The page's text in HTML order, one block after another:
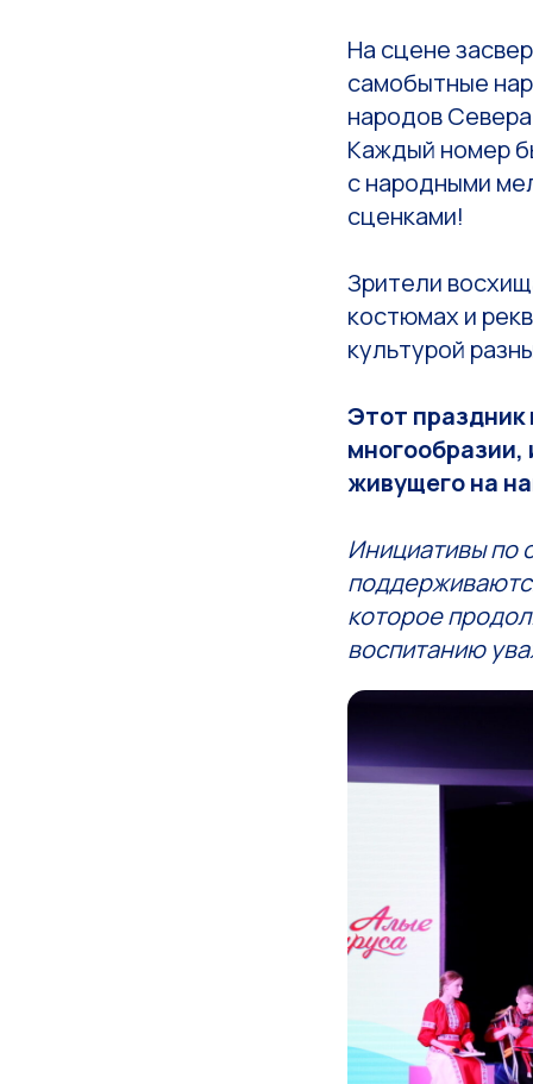
На сцене
самобытные
народов
Каждый номер
с народными
сценками!
Зрители
костюмах и
культурой
Этот праздник
многообразии,
живущего на
Инициативы по
которое
воспитанию